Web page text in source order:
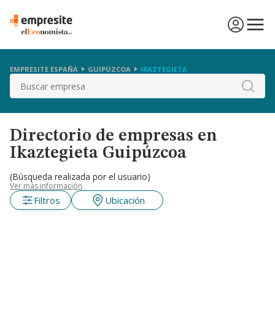
EMPRESITE ESPAÑA GUIPÚZCOA IKAZTEGIETA
Buscar
Directorio de empresas en
Ikaztegieta Guipúzcoa
(Búsqueda realizada por el usuario)
Ver más información
Filtros Ubicación